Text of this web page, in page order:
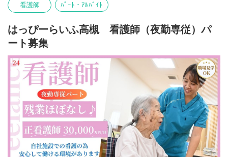
看護師 ﾊﾟｰﾄ・ｱﾙﾊﾞｲﾄ
はっぴーらいふ高槻 看護師（夜勤専従）パ
ート募集